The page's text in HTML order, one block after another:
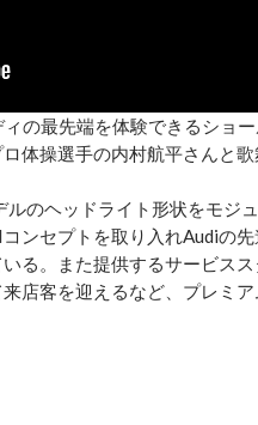
の最先端を体験できるショ
体操選手の内村航平さんと
のヘッドライト形状をモジ
ンセプトを取り入れAudiの
る。また提供するサービス
店客を迎えるなど、プレミ